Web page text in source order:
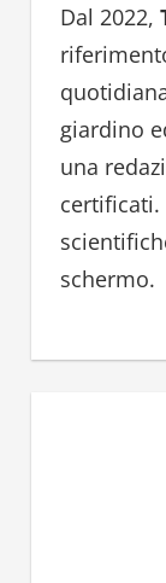
f
o
r
:
Dal 2022,
giardino
una
certificati.
schermo.